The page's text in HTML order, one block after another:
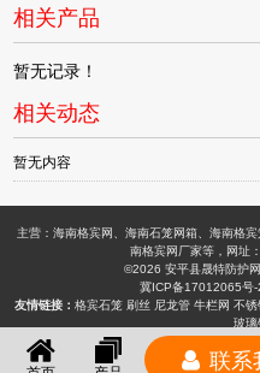
相关产品
暂无记录！
相关动态
暂无内容
联系
主营：海南格宾网、海南石笼网箱、海南格
南格宾网厂家等，网址
©2026 安平县晟特防护
冀ICP备17012065号-
友情链接： 格宾石笼 刷丝 尼龙管 牛栏网 不锈
玻璃